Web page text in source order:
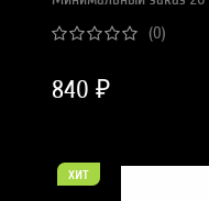
(0)
840 ₽
хит